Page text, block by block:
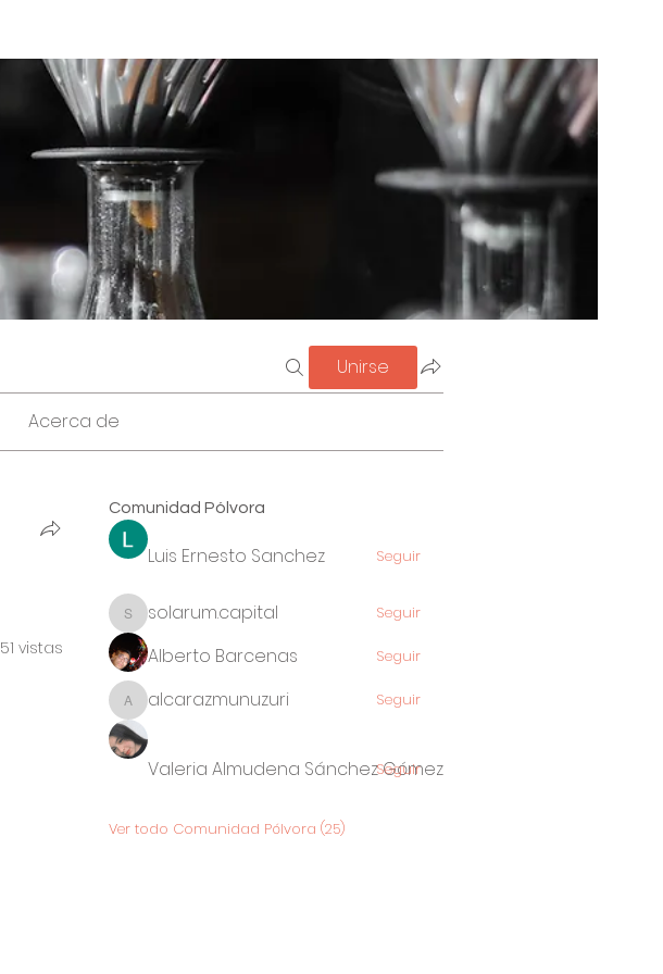
Unirse
Acerca de
51 vistas
Comunidad Pólvora
Luis Ernesto Sanchez Seguir
solarum.capital
solarum.capital Seguir
Alberto Barcenas Seguir
alcarazmunuzuri
alcarazmunuzuri Seguir
Valeria Almudena Sánchez Gómez
Seguir
Ver todo Comunidad Pólvora (25)